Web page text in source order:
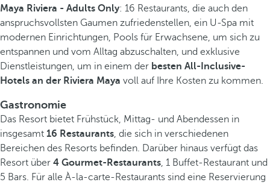
Maya Riviera - Adults Only: 16 Restaurants, die auch den
anspruchsvollsten Gaumen zufriedenstellen, ein U-Spa mit
modernen Einrichtungen, Pools für Erwachsene, um sich zu
entspannen und vom Alltag abzuschalten, und exklusive
Dienstleistungen, um in einem der besten All-Inclusive-
Hotels an der Riviera Maya voll auf Ihre Kosten zu kommen.
Gastronomie
Das Resort bietet Frühstück, Mittag- und Abendessen in
insgesamt 16 Restaurants , die sich in verschiedenen
Bereichen des Resorts befinden. Darüber hinaus verfügt das
Resort über 4 Gourmet-Restaurants , 1 Buffet-Restaurant und
5 Bars. Für alle À-la-carte-Restaurants sind eine Reservierung